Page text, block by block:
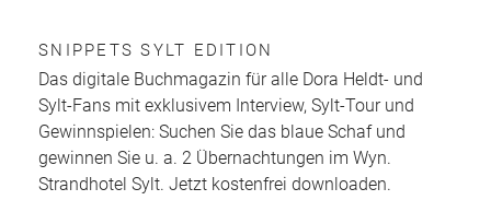
SNIPPETS SYLT EDITION
Das digitale Buchmagazin für alle Dora Heldt- und
Sylt-Fans mit exklusivem Interview, Sylt-Tour und
Gewinnspielen: Suchen Sie das blaue Schaf und
gewinnen Sie u. a. 2 Übernachtungen im Wyn.
Strandhotel Sylt. Jetzt kostenfrei downloaden.